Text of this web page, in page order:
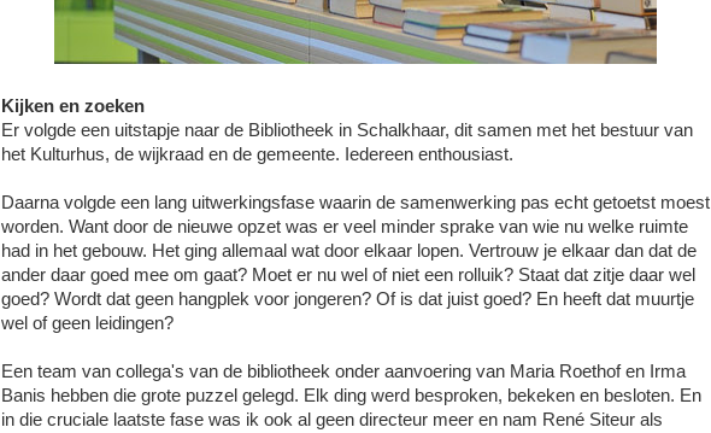
Kijken en zoeken
Er volgde een uitstapje naar de Bibliotheek in Schalkhaar, dit samen met het bestuur van
het Kulturhus, de wijkraad en de gemeente. Iedereen enthousiast.
Daarna volgde een lang uitwerkingsfase waarin de samenwerking pas echt getoetst moest
worden. Want door de nieuwe opzet was er veel minder sprake van wie nu welke ruimte
had in het gebouw. Het ging allemaal wat door elkaar lopen. Vertrouw je elkaar dan dat de
ander daar goed mee om gaat? Moet er nu wel of niet een rolluik? Staat dat zitje daar wel
goed? Wordt dat geen hangplek voor jongeren? Of is dat juist goed? En heeft dat muurtje
wel of geen leidingen?
Een team van collega's van de bibliotheek onder aanvoering van Maria Roethof en Irma
Banis hebben die grote puzzel gelegd. Elk ding werd besproken, bekeken en besloten. En
in die cruciale laatste fase was ik ook al geen directeur meer en nam René Siteur als